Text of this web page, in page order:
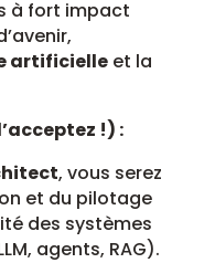
à fort impact
artificielleet la
!) :
, vous serez
et du pilotage
des systèmes
agents, RAG).